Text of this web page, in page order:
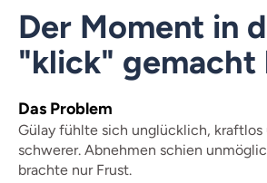
Der Moment in
"klick" gemacht
Das Problem
Gülay fühlte sich unglücklich, kraftlos
schwerer. Abnehmen schien
brachte nur Frust.